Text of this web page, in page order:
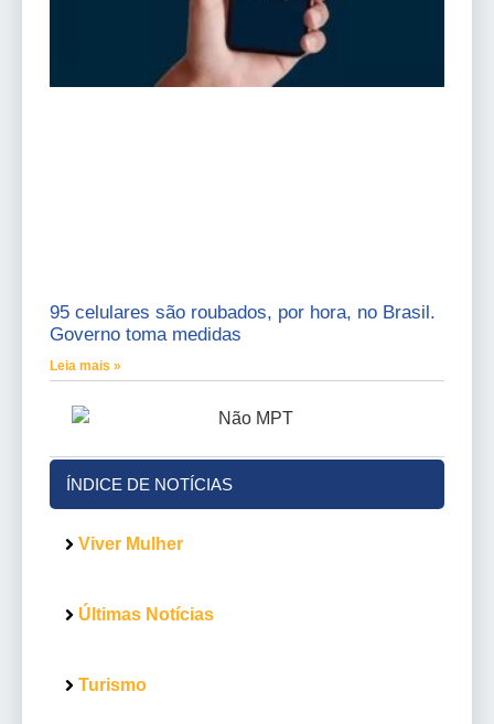
95 celulares são roubados, por hora, no Brasil.
Governo toma medidas
Leia mais »
ÍNDICE DE NOTÍCIAS
Viver Mulher
Últimas Notícias
Turismo